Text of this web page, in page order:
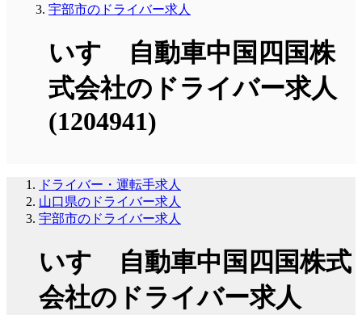
宇部市のドライバー求人
いすゞ自動車中国四国株
式会社のドライバー求人
(1204941)
ドライバー・運転手求人
山口県のドライバー求人
宇部市のドライバー求人
いすゞ自動車中国四国株式
会社のドライバー求人